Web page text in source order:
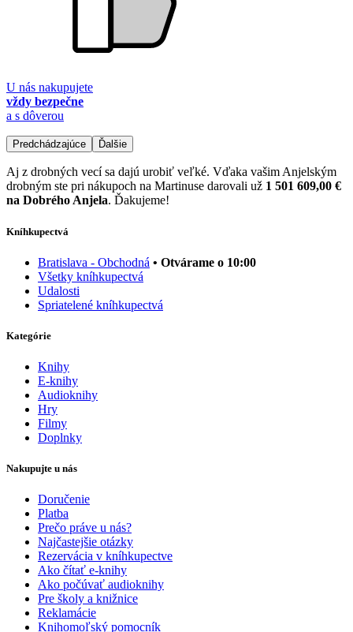
U nás nakupujete
vždy bezpečne
a s dôverou
Predchádzajúce Ďalšie
Aj z drobných vecí sa dajú urobiť veľké. Vďaka vašim Anjelským
drobným ste pri nákupoch na Martinuse darovali už 1 501 609,00 €
na Dobrého Anjela. Ďakujeme!
Kníhkupectvá
Bratislava - Obchodná • Otvárame o 10:00
Všetky kníhkupectvá
Udalosti
Spriatelené kníhkupectvá
Kategórie
Knihy
E-knihy
Audioknihy
Hry
Filmy
Doplnky
Nakupujte u nás
Doručenie
Platba
Prečo práve u nás?
Najčastejšie otázky
Rezervácia v kníhkupectve
Ako čítať e-knihy
Ako počúvať audioknihy
Pre školy a knižnice
Reklamácie
Knihomoľský pomocník